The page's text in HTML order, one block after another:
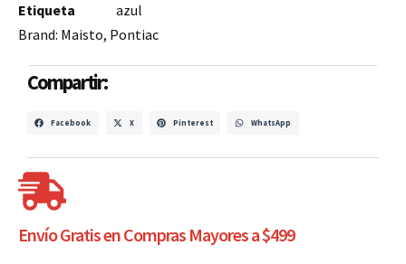
Etiqueta
azul
Brand: Maisto, Pontiac
Compartir:
Facebook X Pinterest WhatsApp
Envío Gratis en Compras Mayores a $499